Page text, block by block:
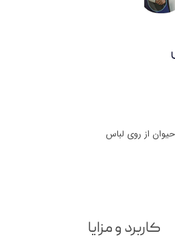
از روی لباس
کاربرد و مزایا